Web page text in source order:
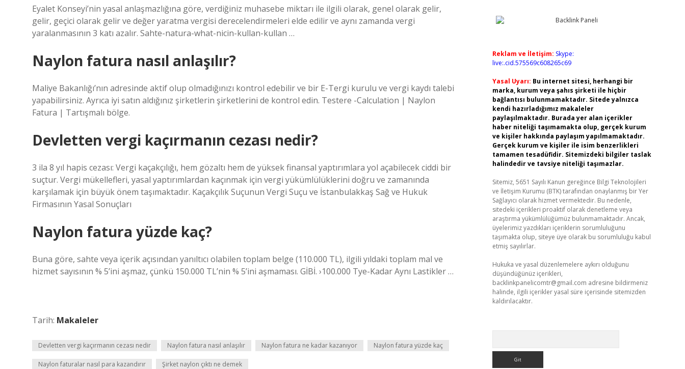
Eyalet Konseyi’nin yasal anlaşmazlığına göre, verdiğiniz muhasebe miktarı ile ilgili olarak, genel olarak gelir,
gelir, geçici olarak gelir ve değer yaratma vergisi derecelendirmeleri elde edilir ve aynı zamanda vergi
yaralanmasının 3 katı azalır. Sahte-natura-what-nicin-kullan-kullan …
Naylon fatura nasıl anlaşılır?
Maliye Bakanlığı’nın adresinde aktif olup olmadığınızı kontrol edebilir ve bir E-Tergi kurulu ve vergi kaydı talebi
yapabilirsiniz. Ayrıca iyi satın aldığınız şirketlerin şirketlerini de kontrol edin. Testere -Calculation | Naylon
Fatura | Tartışmalı bölge.
Devletten vergi kaçırmanın cezası nedir?
3 ila 8 yıl hapis cezası: Vergi kaçakçılığı, hem gözaltı hem de yüksek finansal yaptırımlara yol açabilecek ciddi bir
suçtur. Vergi mükellefleri, yasal yaptırımlardan kaçınmak için vergi yükümlülüklerini doğru ve zamanında
karşılamak için büyük önem taşımaktadır. Kaçakçılık Suçunun Vergi Suçu ve İstanbulakkaş Sağ ve Hukuk
Firmasının Yasal Sonuçları
Naylon fatura yüzde kaç?
Buna göre, sahte veya içerik açısından yanıltıcı olabilen toplam belge (110.000 TL), ilgili yıldaki toplam mal ve
hizmet sayısının % 5’ini aşmaz, çünkü 150.000 TL’nin % 5’ini aşmaması. GİBİ. ›100.000 Tye-Kadar Aynı Lastikler …
Tarih: Makaleler
Devletten vergi kaçırmanın cezası nedir Naylon fatura nasıl anlaşılır Naylon fatura ne kadar kazanıyor Naylon fatura yüzde kaç
Naylon faturalar nasıl para kazandırır Şirket naylon çıktı ne demek
Reklam ve İletişim: Skype:
live:.cid.575569c608265c69
Yasal Uyarı: Bu internet sitesi, herhangi bir
marka, kurum veya şahıs şirketi ile hiçbir
bağlantısı bulunmamaktadır. Sitede yalnızca
kendi hazırladığımız makaleler
paylaşılmaktadır. Burada yer alan içerikler
haber niteliği taşımamakta olup, gerçek kurum
ve kişiler hakkında paylaşım yapılmamaktadır.
Gerçek kurum ve kişiler ile isim benzerlikleri
tamamen tesadüfidir. Sitemizdeki bilgiler taslak
halindedir ve tavsiye niteliği taşımazlar.
Sitemiz, 5651 Sayılı Kanun gereğince Bilgi Teknolojileri
ve İletişim Kurumu (BTK) tarafından onaylanmış bir Yer
Sağlayıcı olarak hizmet vermektedir. Bu nedenle,
sitedeki içerikleri proaktif olarak denetleme veya
araştırma yükümlülüğümüz bulunmamaktadır. Ancak,
üyelerimiz yazdıkları içeriklerin sorumluluğunu
taşımakta olup, siteye üye olarak bu sorumluluğu kabul
etmiş sayılırlar.
Hukuka ve yasal düzenlemelere aykırı olduğunu
düşündüğünüz içerikleri,
backlinkpanelicomtr@gmail.com adresine bildirmeniz
halinde, ilgili içerikler yasal süre içerisinde sitemizden
kaldırılacaktır.